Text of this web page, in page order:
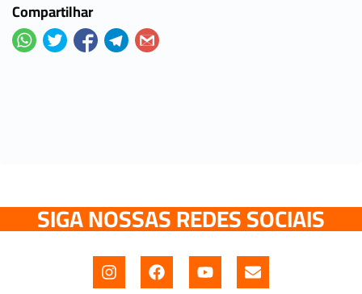
Compartilhar
SIGA NOSSAS REDES SOCIAIS